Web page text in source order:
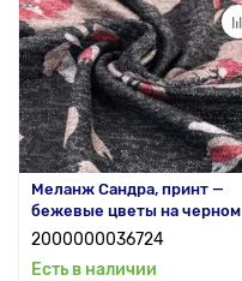
Меланж Сандра, принт —
бежевые цветы на черном
2000000036724
Есть в наличии